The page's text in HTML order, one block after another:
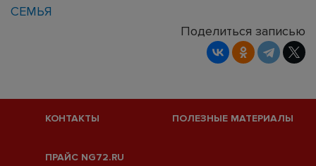
СЕМЬЯ
Поделиться записью
КОНТАКТЫ ПОЛЕЗНЫЕ МАТЕРИАЛЫ
ПРАЙС NG72.RU